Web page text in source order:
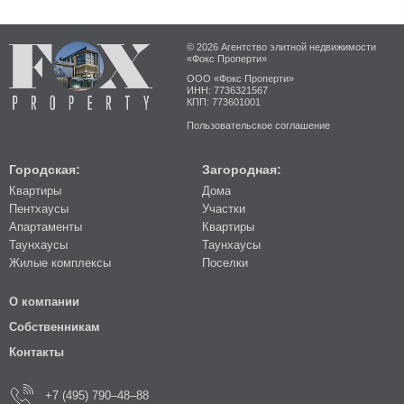
© 2026 Агентство элитной недвижимости
«Фокс Проперти»
ООО «Фокс Проперти»
ИНН: 7736321567
КПП: 773601001
Пользовательское соглашение
Городская:
Квартиры
Пентхаусы
Апартаменты
Таунхаусы
Жилые комплексы
Загородная:
Дома
Участки
Квартиры
Таунхаусы
Поселки
О компании
Собственникам
Контакты
+7 (495) 790–48–88